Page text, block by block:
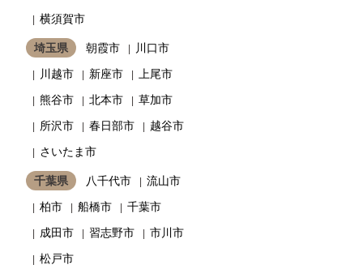
横須賀市
埼玉県 朝霞市
川口市
川越市
新座市
上尾市
熊谷市
北本市
草加市
所沢市
春日部市
越谷市
さいたま市
千葉県 八千代市
流山市
柏市
船橋市
千葉市
成田市
習志野市
市川市
松戸市